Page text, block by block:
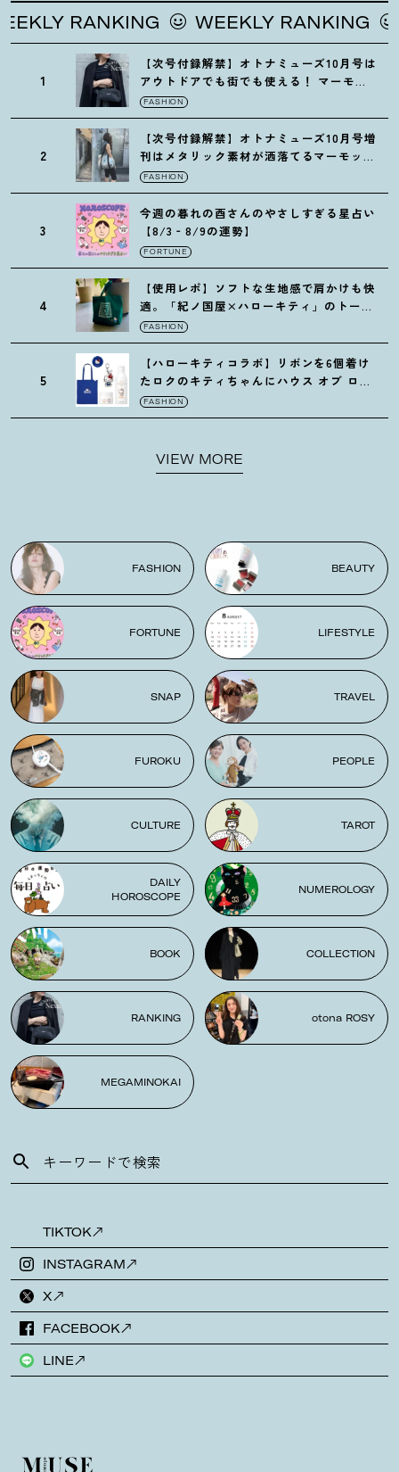
RANKING WEEKLY RANKING
1
【次号付録解禁】オトナミューズ10月号は
アウトドアでも街でも使える ！ マーモッ
トの黒ショルダー
FASHION
2
【次号付録解禁】オトナミューズ10月号増
刊はメタリック素材が洒落てるマーモット
の保冷バッグ
FASHION
3
今週の暮れの酉さんのやさしすぎる星占い
【8/3‐8/9の運勢】
FORTUNE
4
【使用レポ】ソフトな生地感で肩かけも快
適。「紀ノ国屋×ハローキティ」のトート
がガシガシ使えて最高です
FASHION
5
【ハローキティコラボ】リボンを6個着け
たロクのキティちゃんにハウス オブ ロー
ゼの限定パケも
FASHION
VIEW MORE
FASHION BEAUTY
FORTUNE LIFESTYLE
SNAP TRAVEL
FUROKU PEOPLE
CULTURE TAROT
DAILY
HOROSCOPE
NUMEROLOGY
BOOK COLLECTION
RANKING otona ROSY
MEGAMINOKAI
TIKTOK
INSTAGRAM
X
FACEBOOK
LINE